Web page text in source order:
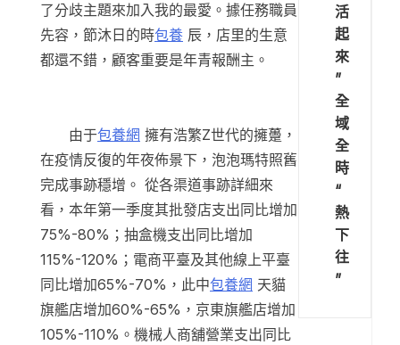
了分歧主題來加入我的最愛。據任務職員
先容，節沐日的時包養 辰，店里的生意
都還不錯，顧客重要是年青報酬主。
由于包養網 擁有浩繁Z世代的擁躉，
在疫情反復的年夜佈景下，泡泡瑪特照舊
完成事跡穩增。 從各渠道事跡詳細來
看，本年第一季度其批發店支出同比增加
75%-80%；抽盒機支出同比增加
115%-120%；電商平臺及其他線上平臺
同比增加65%-70%，此中包養網 天貓
旗艦店增加60%-65%，京東旗艦店增加
105%-110%。機械人商舖營業支出同比
活
起
來
”
全
域
全
時
“
熱
下
往
”